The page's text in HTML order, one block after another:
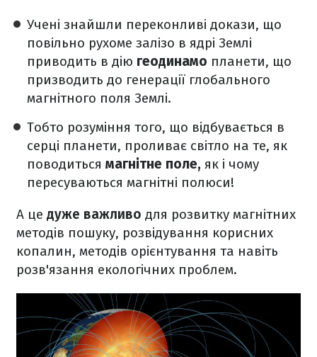
Учені знайшли переконливі докази, що
повільно рухоме залізо в ядрі Землі
приводить в дію геодинамо планети, що
призводить до генерації глобального
магнітного поля Землі.
Тобто розуміння того, що відбувається в
серці планети, проливає світло на те, як
поводиться магнітне поле, як і чому
пересуваються магнітні полюси!
А це дуже важливо для розвитку магнітних
методів пошуку, розвідування корисних
копалин, методів орієнтування та навіть
розв'язання екологічних проблем.